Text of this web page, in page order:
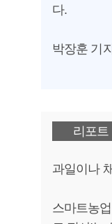
다.
박장훈 기
리포트
과일이나
스마트농